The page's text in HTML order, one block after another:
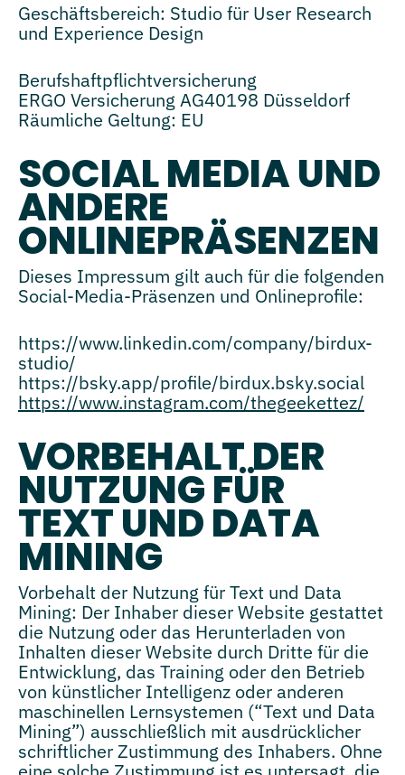
Geschäftsbereich: Studio für User Research
und Experience Design
Berufshaftpflichtversicherung
ERGO Versicherung AG40198 Düsseldorf
Räumliche Geltung: EU
SOCIAL MEDIA UND
ANDERE
ONLINEPRÄSENZEN
Dieses Impressum gilt auch für die folgenden
Social-Media-Präsenzen und Onlineprofile:
https://www.linkedin.com/company/birdux-
studio/
https://bsky.app/profile/birdux.bsky.social
https://www.instagram.com/thegeekettez/
VORBEHALT DER
NUTZUNG FÜR
TEXT UND DATA
MINING
Vorbehalt der Nutzung für Text und Data
Mining: Der Inhaber dieser Website gestattet
die Nutzung oder das Herunterladen von
Inhalten dieser Website durch Dritte für die
Entwicklung, das Training oder den Betrieb
von künstlicher Intelligenz oder anderen
maschinellen Lernsystemen (“Text und Data
Mining”) ausschließlich mit ausdrücklicher
schriftlicher Zustimmung des Inhabers. Ohne